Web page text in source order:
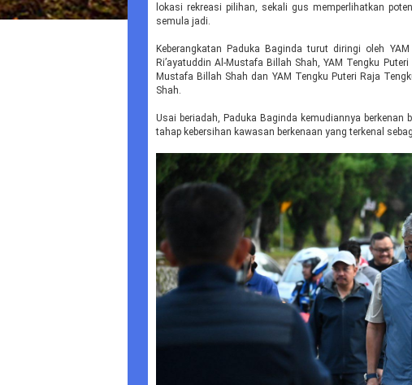
lokasi rekreasi pilihan, sekali gus memperlihatkan
semula jadi.
Keberangkatan Paduka Baginda turut diringi oleh
Ri’ayatuddin Al-Mustafa Billah Shah, YAM Tengku
Mustafa Billah Shah dan YAM Tengku Puteri Raja
Shah.
Usai beriadah, Paduka Baginda kemudiannya
tahap kebersihan kawasan berkenaan yang terkenal